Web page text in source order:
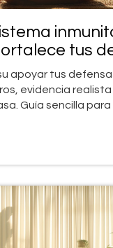
tus
apoyar tus
evidencia realista
Guía sencilla